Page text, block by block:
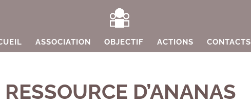
ASSOCIATION OBJECTIF ACTIONS CONTACTS
D’ANANAS